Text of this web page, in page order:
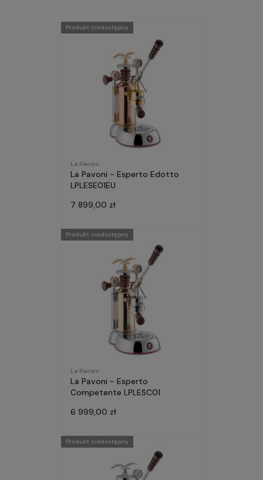
La Pavoni
La Pavoni - Esperto Edotto
LPLESE01EU
7 899,00 zł
Produkt niedostępny
La Pavoni
La Pavoni - Esperto
Competente LPLESC01
6 999,00 zł
Produkt niedostępny
Produkt niedostępny